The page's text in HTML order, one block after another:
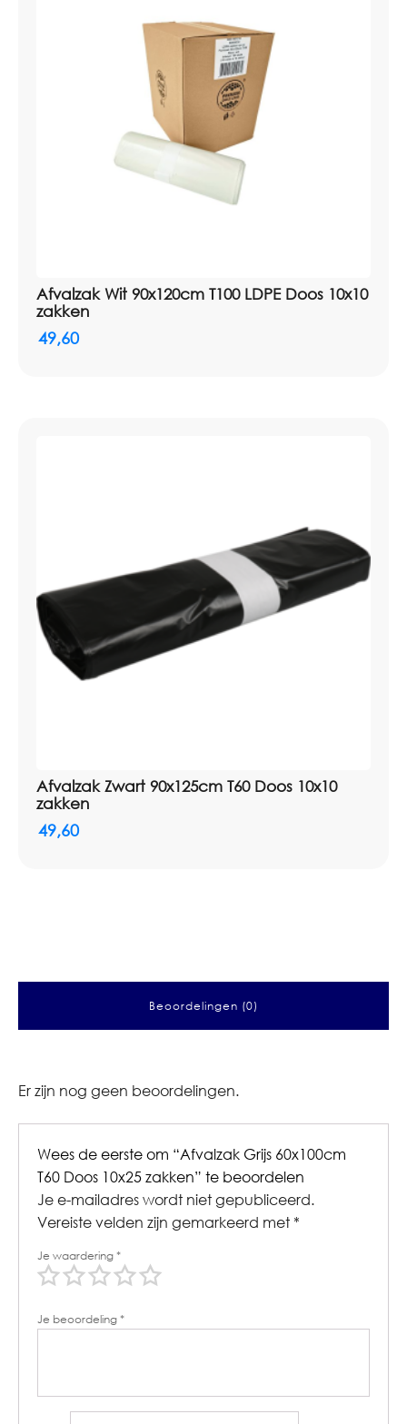
Afvalzak Wit 90x120cm T100 LDPE Doos 10x10
zakken
49,60
Afvalzak Zwart 90x125cm T60 Doos 10x10
zakken
49,60
Beoordelingen (0)
Er zijn nog geen beoordelingen.
Wees de eerste om “Afvalzak Grijs 60x100cm
T60 Doos 10x25 zakken” te beoordelen
Je e-mailadres wordt niet gepubliceerd.
Vereiste velden zijn gemarkeerd met *
Je waardering*
Je beoordeling*